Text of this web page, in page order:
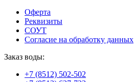
Оферта
Реквизиты
СОУТ
Согласие на обработку данных
Заказ воды:
+7 (8512) 502-502